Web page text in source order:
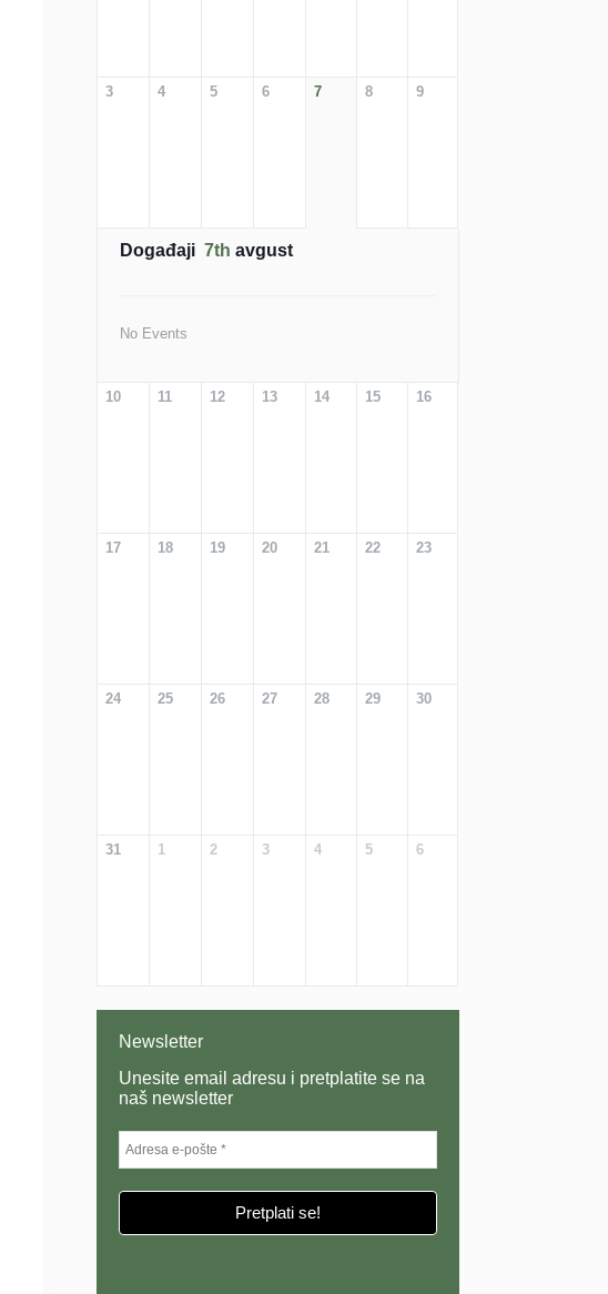
3 4 5 6 7 8 9
Događaji 7th avgust
No Events
10 11 12 13 14 15 16
17 18 19 20 21 22 23
24 25 26 27 28 29 30
31 1 2 3 4 5 6
Newsletter
Unesite email adresu i pretplatite se na
naš newsletter